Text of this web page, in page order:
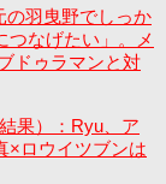
の羽曳野でしっか
つなげたい」。メ
ドゥラマンと対
果）：Ryu、ア
×ロウイツブンは